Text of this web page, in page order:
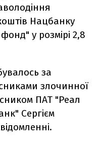
Нацбанку
у розмірі 2,8
за
злочинної
ПАТ "Реал
Сергієм